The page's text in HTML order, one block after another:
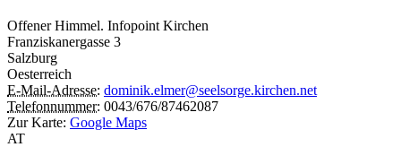
Offener Himmel. Infopoint Kirchen
Franziskanergasse 3
Salzburg
Oesterreich
E-Mail-Adresse: dominik.elmer@seelsorge.kirchen.net
Telefonnummer: 0043/676/87462087
Zur Karte: Google Maps
AT